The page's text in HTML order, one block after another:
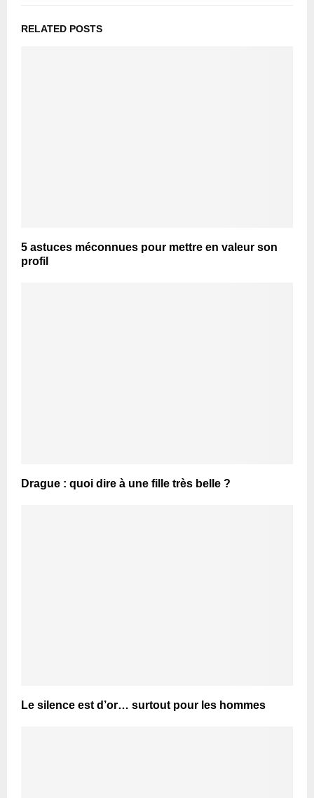
RELATED POSTS
5 astuces méconnues pour mettre en valeur son
profil
Drague : quoi dire à une fille très belle ?
Le silence est d’or… surtout pour les hommes